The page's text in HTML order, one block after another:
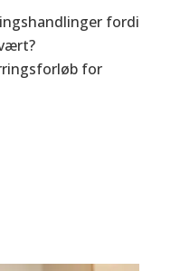
fordi
for